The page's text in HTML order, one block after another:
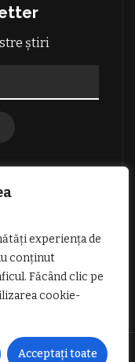
experiența de
conținut
Făcând clic pe
cookie-
Acceptați toate
știri
DESPRE NOI
| Site creat cu